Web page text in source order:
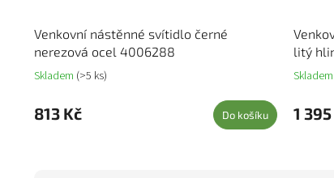
Venkovní nástěnné svítidlo černé
nerezová ocel 4006288
Skladem (>5 ks)
813 Kč Do košíku
litý
Skladem
1